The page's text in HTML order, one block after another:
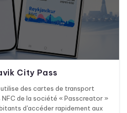
City Pass
utilise des cartes de transport
de la société « Passcreator »
d'accéder rapidement aux